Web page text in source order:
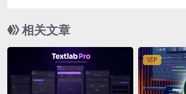
相关文章
VIP